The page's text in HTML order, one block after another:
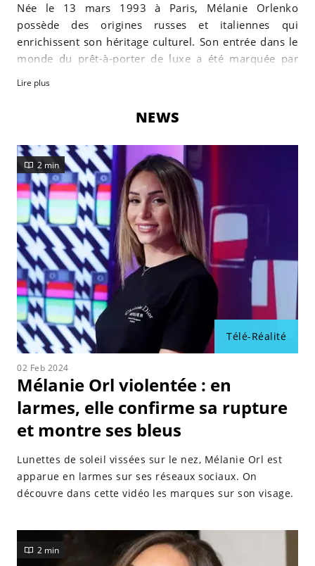
Née le 13 mars 1993 à Paris, Mélanie Orlenko
possède des origines russes et italiennes qui
enrichissent son héritage culturel. Son entrée dans le
monde du prêt-à-porter de luxe a été marquée par
casteuse de l'émission "L'île de la tentation" a repéré
Avec détermination, la jeune femme a su se
démarquer et gravir les échelons médiatiques. Son
parcours l'a conduit à participer à plusieurs émissions
à succès, dont "Les Marseillais contre le Reste du
Monde 4," "Les Princes et les Princesses de l'Amour
3," "10 Couples Parfaits 4," "La Villa des Cœurs Brisés
6," "Objectif Reste du Monde," et "Les Marseillais
contre le Reste du Monde 6."
Au fil de sa vie amoureuse médiatisée, Mélanie a
entretenu des relations avec des personnalités telles
que Greg Yega, Adrien Laurent, et Dylan Thiry, avec
qui elle entretient désormais des relations tendues.
En tant que membre incontournable de la famille du
Reste du Monde, elle réserve assurément de
Lire plus
NEWS
Télé-Réalité
2 min
02 Feb 2024
Mélanie Orl violentée : en
larmes, elle confirme sa rupture
et montre ses bleus
Lunettes de soleil vissées sur le nez, Mélanie Orl est
apparue en larmes sur ses réseaux sociaux. On
découvre dans cette vidéo les marques sur son visage.
2 min